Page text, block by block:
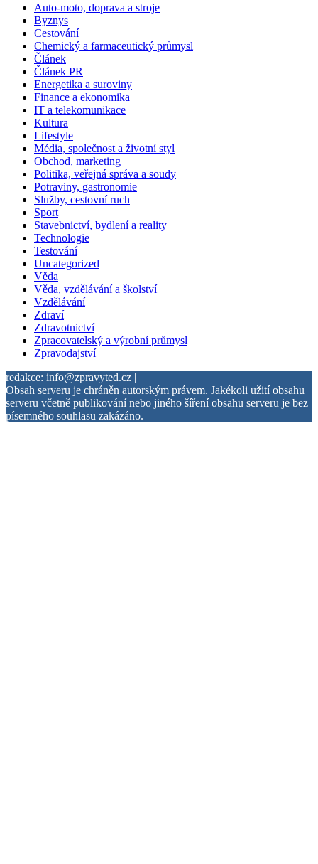
Auto-moto, doprava a stroje
Byznys
Cestování
Chemický a farmaceutický průmysl
Článek
Článek PR
Energetika a suroviny
Finance a ekonomika
IT a telekomunikace
Kultura
Lifestyle
Média, společnost a životní styl
Obchod, marketing
Politika, veřejná správa a soudy
Potraviny, gastronomie
Služby, cestovní ruch
Sport
Stavebnictví, bydlení a reality
Technologie
Testování
Uncategorized
Věda
Věda, vzdělávání a školství
Vzdělávání
Zdraví
Zdravotnictví
Zpracovatelský a výrobní průmysl
Zpravodajství
redakce: info@zpravyted.cz |
Obsah serveru je chráněn autorským právem. Jakékoli užití obsahu
serveru včetně publikování nebo jiného šíření obsahu serveru je bez
písemného souhlasu zakázáno.